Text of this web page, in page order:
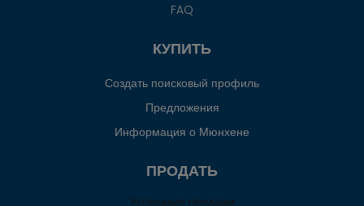
FAQ
КУПИТЬ
Создать поисковый профиль
Предложения
Информация о Мюнхене
ПРОДАТЬ
Успешные продажи